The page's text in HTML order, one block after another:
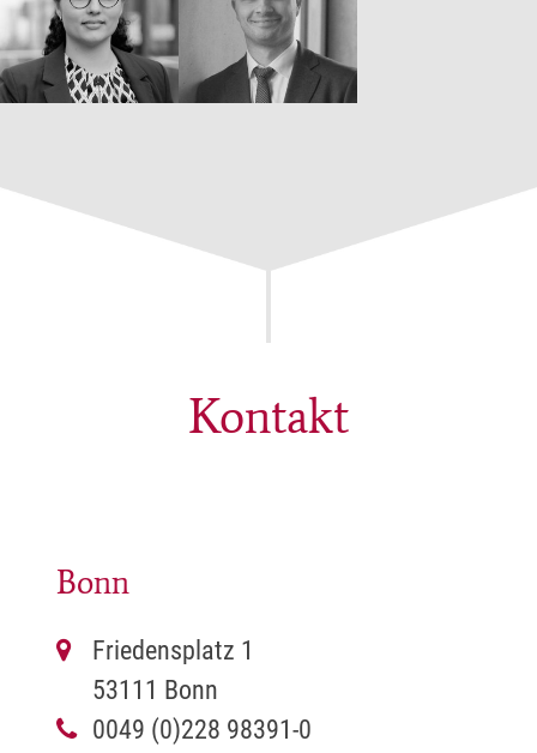
Kontakt
Bonn
Friedensplatz 1
53111 Bonn
0049 (0)228 98391-0